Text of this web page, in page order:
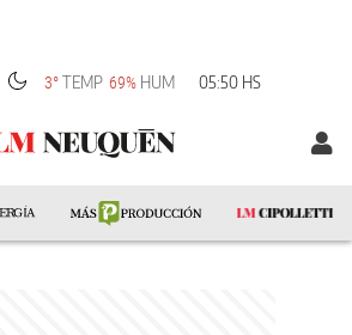
3°TEMP 69% HUM 05:50 HS